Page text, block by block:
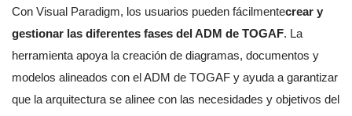
Con Visual Paradigm, los usuarios pueden fácilmentecrear y
gestionar las diferentes fases del ADM de TOGAF. La
herramienta apoya la creación de diagramas, documentos y
modelos alineados con el ADM de TOGAF y ayuda a garantizar
que la arquitectura se alinee con las necesidades y objetivos del